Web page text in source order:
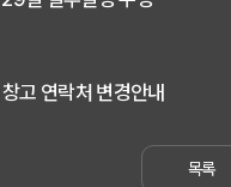
고 연락처 변경안내
목록